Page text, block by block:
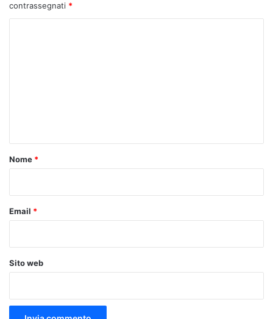
contrassegnati *
o
Nome *
Email *
Sito web